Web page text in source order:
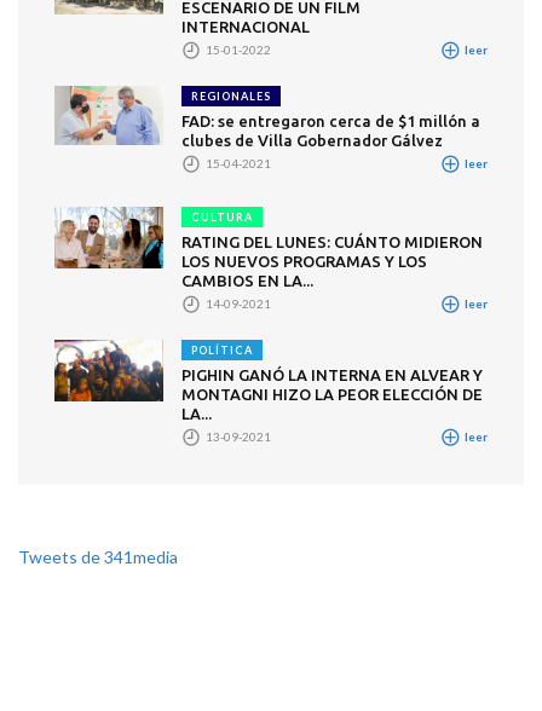
ESCENARIO DE UN FILM
INTERNACIONAL
15-01-2022 leer
REGIONALES
FAD: se entregaron cerca de $1 millón a
clubes de Villa Gobernador Gálvez
15-04-2021 leer
CULTURA
RATING DEL LUNES: CUÁNTO MIDIERON
LOS NUEVOS PROGRAMAS Y LOS
CAMBIOS EN LA...
14-09-2021 leer
POLÍTICA
PIGHIN GANÓ LA INTERNA EN ALVEAR Y
MONTAGNI HIZO LA PEOR ELECCIÓN DE
LA...
13-09-2021 leer
Tweets de 341media